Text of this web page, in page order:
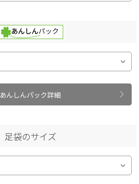
あんしんパック詳細
足袋のサイズ